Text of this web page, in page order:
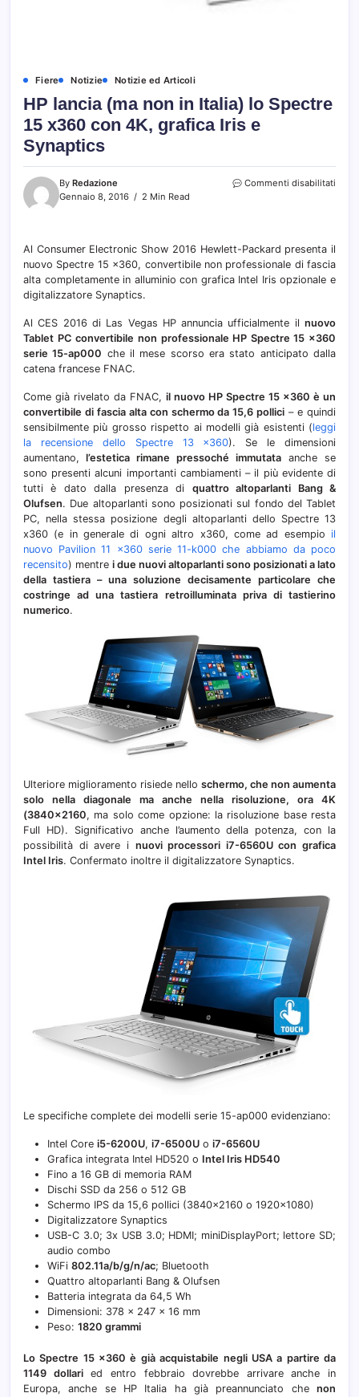
Fiere Notizie Notizie ed Articoli
HP lancia (ma non in Italia) lo Spectre
15 x360 con 4K, grafica Iris e
Synaptics
By Redazione
Gennaio 8, 2016
2 Min Read
Commenti disabilitati
Italia)
lo
Al Consumer Electronic Show 2016 Hewlett-Packard presenta il
nuovo Spectre 15 x360, convertibile non professionale di fascia
alta completamente in alluminio con grafica Intel Iris opzionale e
digitalizzatore Synaptics.
Al CES 2016 di Las Vegas HP annuncia ufficialmente il nuovo
Tablet PC convertibile non professionale HP Spectre 15 x360
serie 15-ap000 che il mese scorso era stato anticipato dalla
catena francese FNAC.
Come già rivelato da FNAC, il nuovo HP Spectre 15 x360 è un
convertibile di fascia alta con schermo da 15,6 pollici – e quindi
sensibilmente più grosso rispetto ai modelli già esistenti (leggi
la recensione dello Spectre 13 x360). Se le dimensioni
aumentano, l’estetica rimane pressoché immutata anche se
sono presenti alcuni importanti cambiamenti – il più evidente di
tutti è dato dalla presenza di quattro altoparlanti Bang &
Olufsen. Due altoparlanti sono posizionati sul fondo del Tablet
PC, nella stessa posizione degli altoparlanti dello Spectre 13
x360 (e in generale di ogni altro x360, come ad esempio il
nuovo Pavilion 11 x360 serie 11-k000 che abbiamo da poco
recensito) mentre i due nuovi altoparlanti sono posizionati a lato
della tastiera – una soluzione decisamente particolare che
costringe ad una tastiera retroilluminata priva di tastierino
numerico.
Ulteriore miglioramento risiede nello schermo, che non aumenta
solo nella diagonale ma anche nella risoluzione, ora 4K
(3840×2160, ma solo come opzione: la risoluzione base resta
Full HD). Significativo anche l’aumento della potenza, con la
possibilità di avere i nuovi processori i7-6560U con grafica
Intel Iris. Confermato inoltre il digitalizzatore Synaptics.
Le specifiche complete dei modelli serie 15-ap000 evidenziano:
Intel Core i5-6200U, i7-6500U o i7-6560U
Grafica integrata Intel HD520 o Intel Iris HD540
Fino a 16 GB di memoria RAM
Dischi SSD da 256 o 512 GB
Schermo IPS da 15,6 pollici (3840×2160 o 1920×1080)
Digitalizzatore Synaptics
USB-C 3.0; 3x USB 3.0; HDMI; miniDisplayPort; lettore SD;
audio combo
WiFi 802.11a/b/g/n/ac; Bluetooth
Quattro altoparlanti Bang & Olufsen
Batteria integrata da 64,5 Wh
Dimensioni: 378 x 247 x 16 mm
Peso: 1820 grammi
Lo Spectre 15 x360 è già acquistabile negli USA a partire da
1149 dollaried entro febbraio dovrebbe arrivare anche in
Europa, anche se HP Italia ha già preannunciato che non